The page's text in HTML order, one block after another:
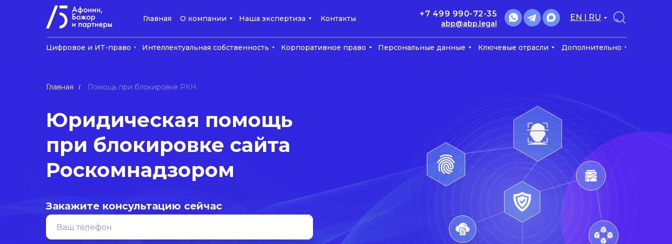
Главная О компании Наша экспертиза Контакты
Цифровое и ИТ-право Интеллектуальная собственность Корпоративное право Персональные данные Ключевые отрасли Дополнительно
abp@abp.legal
+7 499 990-72-35 EN | RU
Главная / Помощь при блокировке РКН
Юридическая помощь
при блокировке сайта
Роскомнадзором
Закажите консультацию сейчас